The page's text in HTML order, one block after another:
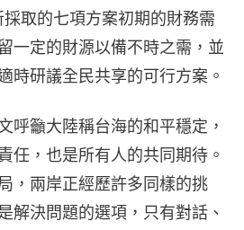
取的七項方案初期的財務需
一定的財源以備不時之需，並
時研議全民共享的可行方案。
呼籲大陸稱台海的和平穩定，
任，也是所有人的共同期待。
，兩岸正經歷許多同樣的挑
解決問題的選項，只有對話、